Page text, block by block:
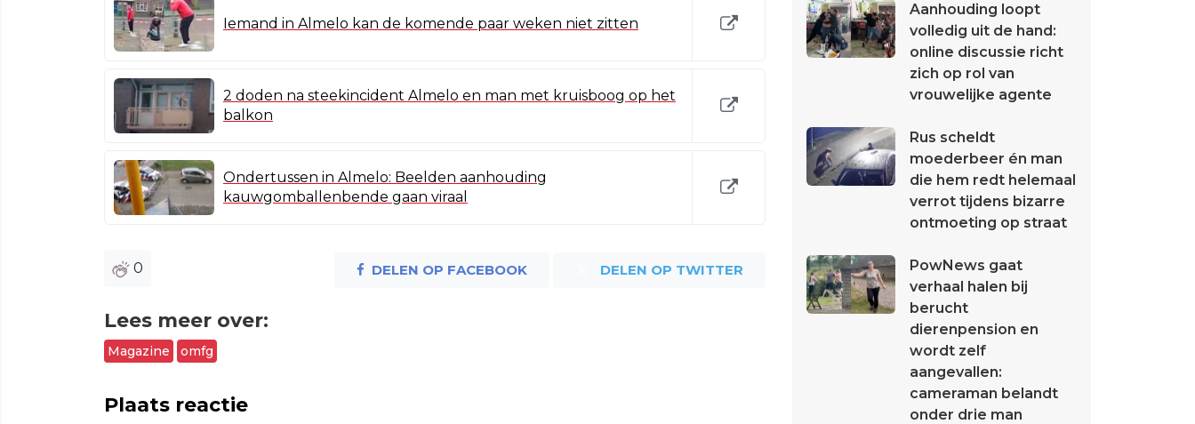
Iemand in Almelo kan de komende paar weken niet zitten
2 doden na steekincident Almelo en man met kruisboog op het
balkon
Ondertussen in Almelo: Beelden aanhouding
kauwgomballenbende gaan viraal
0 DELEN OP FACEBOOK DELEN OP TWITTER
Lees meer over:
Magazine omfg
Plaats reactie
Aanhouding loopt
volledig uit de hand:
online discussie richt
zich op rol van
vrouwelijke agente
Rus scheldt
moederbeer én man
die hem redt helemaal
verrot tijdens bizarre
ontmoeting op straat
PowNews gaat
verhaal halen bij
berucht
dierenpension en
wordt zelf
aangevallen:
cameraman belandt
onder drie man